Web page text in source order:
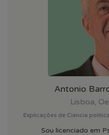
Antonio
Lisboa,
Explicações de Ciencia
Sou licenciado em